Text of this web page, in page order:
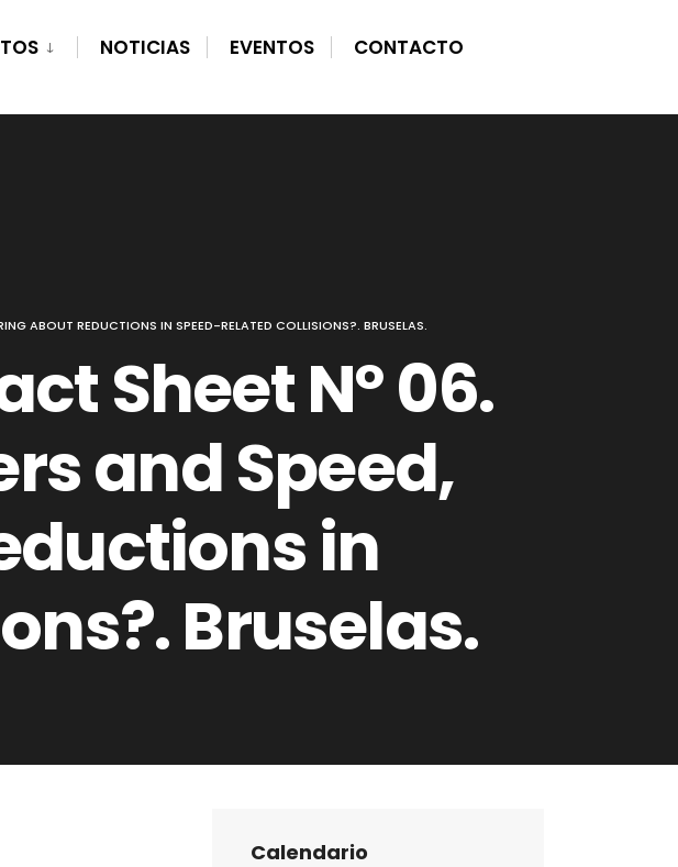
NOTICIAS EVENTOS CONTACTO
ABOUT REDUCTIONS IN SPEED-RELATED COLLISIONS?. BRUSELAS.
Sheet Nº 06.
and Speed,
in
Bruselas.
Calendario